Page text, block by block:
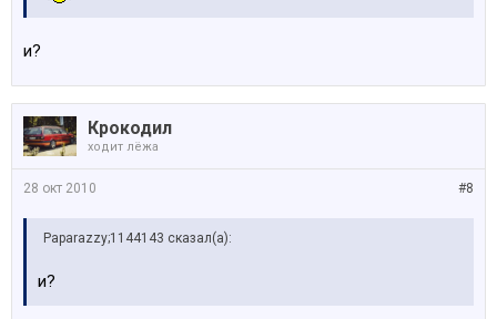
и?
Крокодил
ходит лёжа
#8
28 окт 2010
Paparazzy;1144143 сказал(а):
и?